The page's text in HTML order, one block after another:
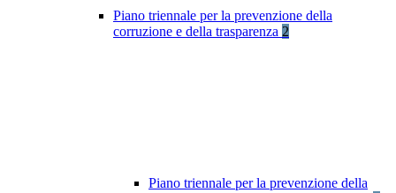
Piano triennale per la prevenzione della
corruzione e della trasparenza 2
Piano triennale per la prevenzione della